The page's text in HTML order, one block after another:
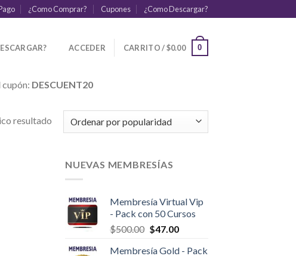
¿Como Comprar? Cupones ¿Como Descargar?
ACCEDER CARRITO /$0.00 0
DESCUENT20
resultado
NUEVAS MEMBRESÍAS
Membresía Virtual Vip
- Pack con 50 Cursos
$500.00 $47.00
Membresía Gold - Pack